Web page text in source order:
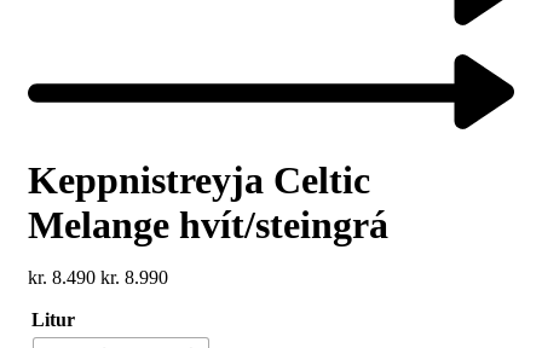
product:
Keppnistreyja Celtic
Melange hvít/steingrá
kr. 8.490 kr. 8.990
Litur